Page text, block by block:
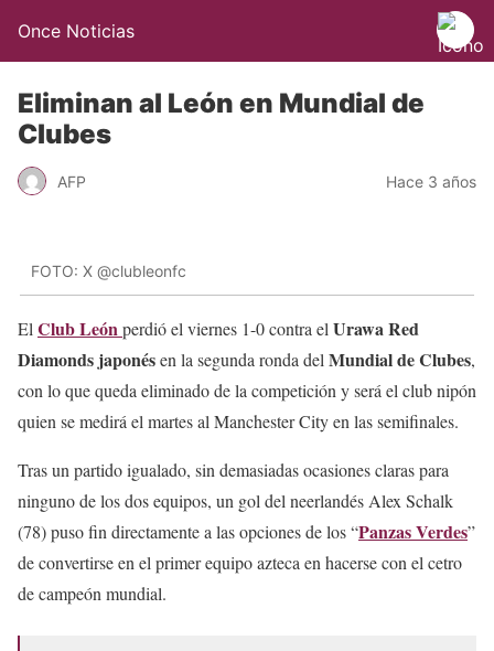
Once Noticias
Eliminan al León en Mundial de
Clubes
AFP Hace 3 años
FOTO: X @clubleonfc
El Club Leónperdió el viernes 1-0 contra el Urawa Red
Diamonds japonésen la segunda ronda del Mundial de Clubes,
con lo que queda eliminado de la competición y será el club nipón
quien se medirá el martes al Manchester City en las semifinales.
Tras un partido igualado, sin demasiadas ocasiones claras para
ninguno de los dos equipos, un gol del neerlandés Alex Schalk
(78) puso fin directamente a las opciones de los “Panzas Verdes”
de convertirse en el primer equipo azteca en hacerse con el cetro
de campeón mundial.